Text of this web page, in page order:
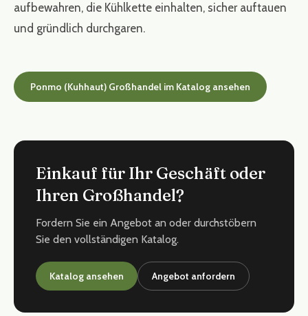
aufbewahren, die Kühlkette einhalten, sicher auftauen
und gründlich durchgaren.
Ponmo (Kuhhaut) Großhandel im Katalog ansehen
Einkauf für Ihr Geschäft oder
Ihren Großhandel?
Fordern Sie ein Angebot an oder durchstöbern
Sie den vollständigen Katalog.
Katalog ansehen Angebot anfordern